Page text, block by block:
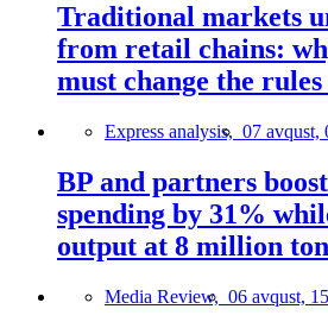
Traditional markets
from retail chains:
must change the
Express analysis, 07 avqust,
BP and partners
spending by 31%
output at 8 million
Media Review, 06 avqust,